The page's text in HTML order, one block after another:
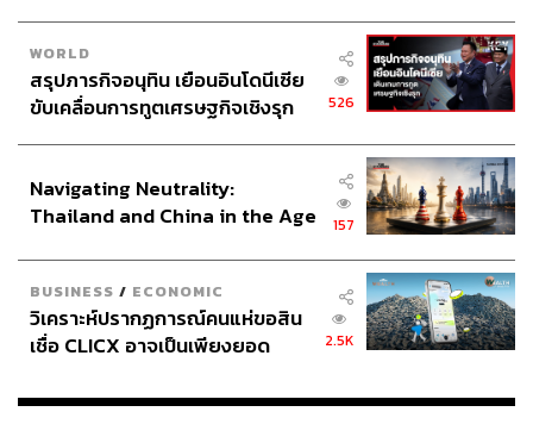
พิสูจน์อักษร:ภาสิณี เพิ่มพันธุ์พงศ์
WORLD
สรุปภารกิจอนุทิน เยือนอินโดนีเซีย
ขับเคลื่อนการทูตเศรษฐกิจเชิงรุก
526
Navigating Neutrality:
Thailand and China in the Age
157
BUSINESS / ECONOMIC
วิเคราะห์ปรากฏการณ์คนแห่ขอสิน
เชื่อ CLICX อาจเป็นเพียงยอด
เรือนไทยที่ถูกซุกไว้
2.5K